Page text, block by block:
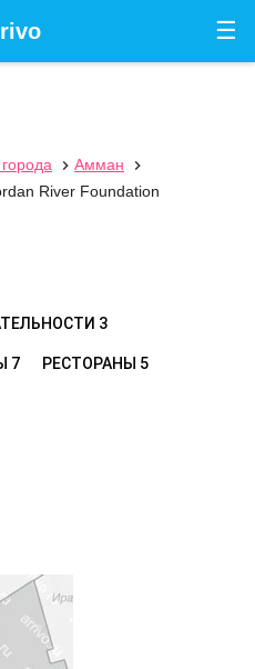
☰
 Амман

River Foundation
3
7 РЕСТОРАНЫ 5